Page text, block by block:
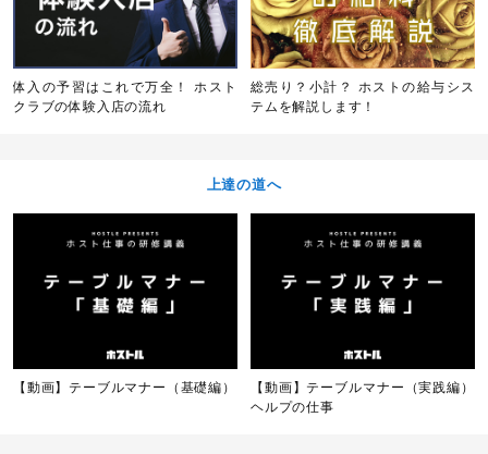
体入の予習はこれで万全！ ホスト
クラブの体験入店の流れ
総売り？小計？ ホストの給与シス
テムを解説します！
上達の道へ
【動画】テーブルマナー（基礎編）
【動画】テーブルマナー（実践編）
ヘルプの仕事